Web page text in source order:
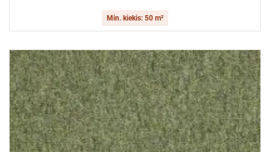
Min. kiekis: 50 m²